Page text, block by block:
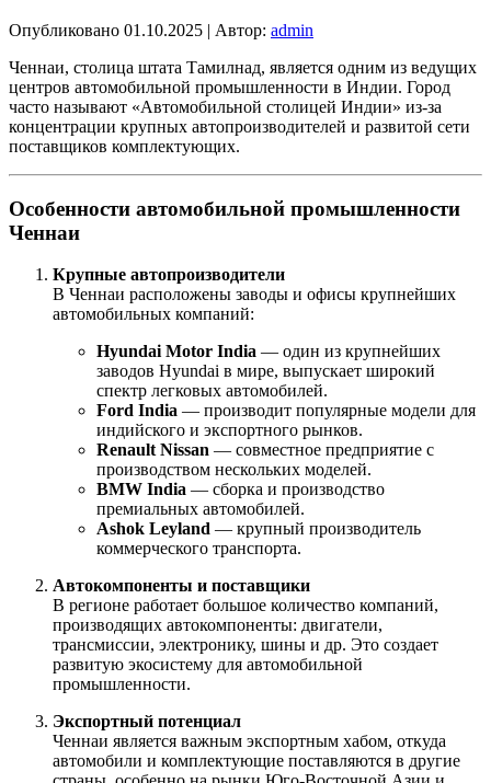
Опубликовано 01.10.2025 | Автор: admin
Ченнаи, столица штата Тамилнад, является одним из ведущих
центров автомобильной промышленности в Индии. Город
часто называют «Автомобильной столицей Индии» из-за
концентрации крупных автопроизводителей и развитой сети
поставщиков комплектующих.
Особенности автомобильной промышленности
Ченнаи
Крупные автопроизводители
В Ченнаи расположены заводы и офисы крупнейших
автомобильных компаний:
Hyundai Motor India — один из крупнейших
заводов Hyundai в мире, выпускает широкий
спектр легковых автомобилей.
Ford India — производит популярные модели для
индийского и экспортного рынков.
Renault Nissan — совместное предприятие с
производством нескольких моделей.
BMW India — сборка и производство
премиальных автомобилей.
Ashok Leyland — крупный производитель
коммерческого транспорта.
Автокомпоненты и поставщики
В регионе работает большое количество компаний,
производящих автокомпоненты: двигатели,
трансмиссии, электронику, шины и др. Это создает
развитую экосистему для автомобильной
промышленности.
Экспортный потенциал
Ченнаи является важным экспортным хабом, откуда
автомобили и комплектующие поставляются в другие